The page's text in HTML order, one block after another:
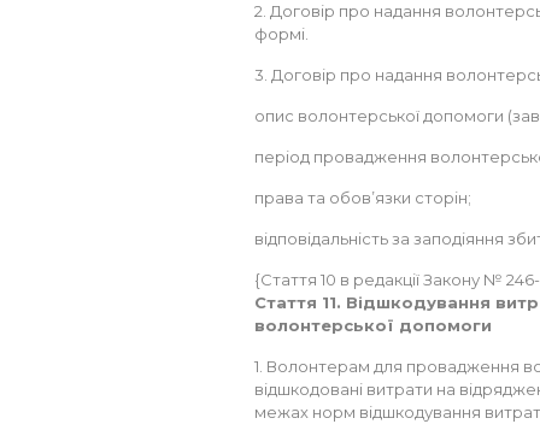
2. Договір про надання
формі.
3. Договір про надання
опис волонтерської допомоги
період провадження
права та обов’язки сторін;
відповідальність за заподіяння
{Стаття 10 в редакції Закону № 246-
Стаття 11. Відшкодування
волонтерської допомоги
1. Волонтерам для провадження
відшкодовані витрати на
межах норм відшкодування